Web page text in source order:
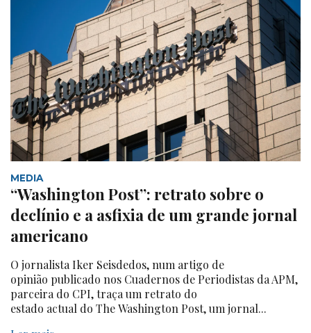
MEDIA
“Washington Post”: retrato sobre o
declínio e a asfixia de um grande jornal
americano
O jornalista Iker Seisdedos, num artigo de
opinião publicado nos Cuadernos de Periodistas da APM,
parceira do CPI, traça um retrato do
estado actual do The Washington Post, um jornal...